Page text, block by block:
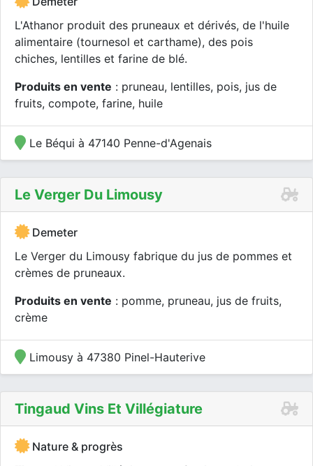
L'Athanor produit des pruneaux et dérivés, de l'huile
alimentaire (tournesol et carthame), des pois
chiches, lentilles et farine de blé.
Produits en vente : pruneau, lentilles, pois, jus de
fruits, compote, farine, huile
Le Béqui à 47140 Penne-d'Agenais
Le Verger Du Limousy
Demeter
Le Verger du Limousy fabrique du jus de pommes et
crèmes de pruneaux.
Produits en vente : pomme, pruneau, jus de fruits,
crème
Limousy à 47380 Pinel-Hauterive
Tingaud Vins Et Villégiature
Nature & progrès